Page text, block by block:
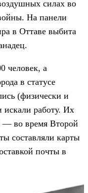
силах во
На панели
в Оттаве выбита
человек, а
в статусе
(физически и
работу. Их
— во время Второй
составляли карты
почты в